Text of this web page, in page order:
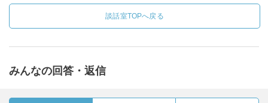
談話室TOPへ戻る
みんなの回答・返信